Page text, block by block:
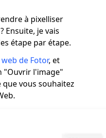
à pixelliser
Ensuite, je vais
étape par étape.
de Fotor, et
"Ouvrir l'image"
vous souhaitez